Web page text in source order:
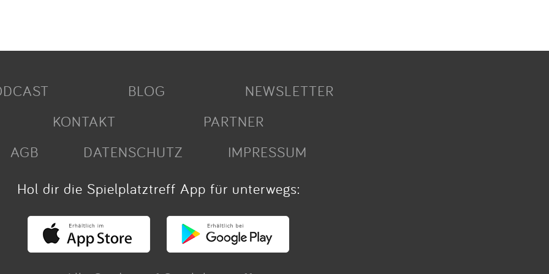
BLOG
NEWSLETTER
KONTAKT
PARTNER
AGB
DATENSCHUTZ
IMPRESSUM
Hol dir die Spielplatztreff App für unterwegs: